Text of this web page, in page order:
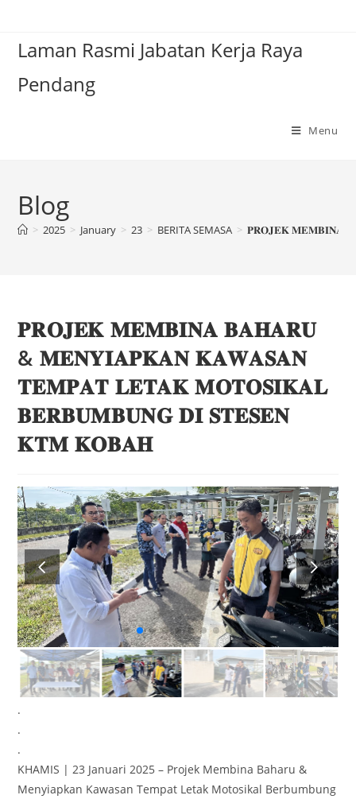
Laman Rasmi Jabatan Kerja Raya
Pendang
Menu
Blog
> 2025 > January > 23 > BERITA SEMASA > 𝐏𝐑𝐎𝐉𝐄𝐊 𝐌𝐄𝐌𝐁𝐈𝐍𝐀
𝐏𝐑𝐎𝐉𝐄𝐊 𝐌𝐄𝐌𝐁𝐈𝐍𝐀 𝐁𝐀𝐇𝐀𝐑𝐔
& 𝐌𝐄𝐍𝐘𝐈𝐀𝐏𝐊𝐀𝐍 𝐊𝐀𝐖𝐀𝐒𝐀𝐍
𝐓𝐄𝐌𝐏𝐀𝐓 𝐋𝐄𝐓𝐀𝐊 𝐌𝐎𝐓𝐎𝐒𝐈𝐊𝐀𝐋
𝐁𝐄𝐑𝐁𝐔𝐌𝐁𝐔𝐍𝐆 𝐃𝐈 𝐒𝐓𝐄𝐒𝐄𝐍
𝐊𝐓𝐌 𝐊𝐎𝐁𝐀𝐇
.
.
.
KHAMIS | 23 Januari 2025 – Projek Membina Baharu &
Menyiapkan Kawasan Tempat Letak Motosikal Berbumbung